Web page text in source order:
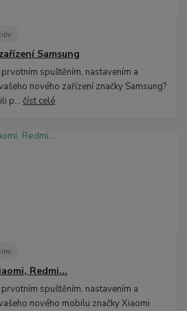
Samsung
spuštěním, nastavením a
nového zařízení značky Samsung?
p...číst celé
Redmi...
spuštěním, nastavením a
nového mobilu značky Xiaomi